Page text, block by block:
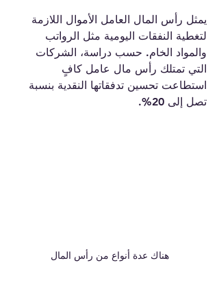
يمثل رأس المال العامل الأموال اللازمة
لتغطية النفقات اليومية مثل الرواتب
والمواد الخام. حسب دراسة، الشركات
التي تمتلك رأس مال عامل كافٍ
استطاعت تحسين تدفقاتها النقدية بنسبة
تصل إلى 20%.
هناك عدة أنواع من رأس المال